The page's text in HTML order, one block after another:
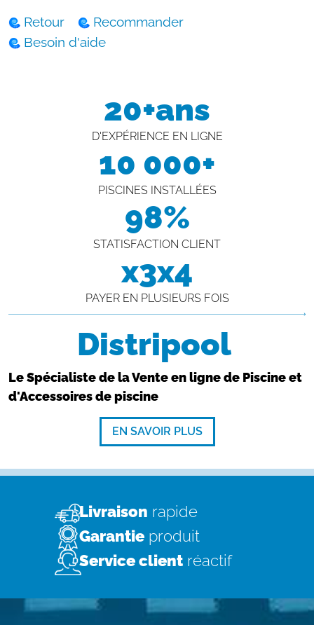
Retour
Recommander
Besoin d'aide
20+ans
D'EXPÉRIENCE EN LIGNE
10 000+
PISCINES INSTALLÉES
98%
STATISFACTION CLIENT
x3x4
PAYER EN PLUSIEURS FOIS
Distripool
Le Spécialiste de la Vente en ligne de Piscine et
d'Accessoires de piscine
EN SAVOIR PLUS
Livraison rapide
Garantie produit
Service client réactif